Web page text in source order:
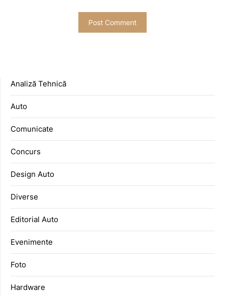
Analiză Tehnică
Auto
Comunicate
Concurs
Design Auto
Diverse
Editorial Auto
Evenimente
Foto
Hardware